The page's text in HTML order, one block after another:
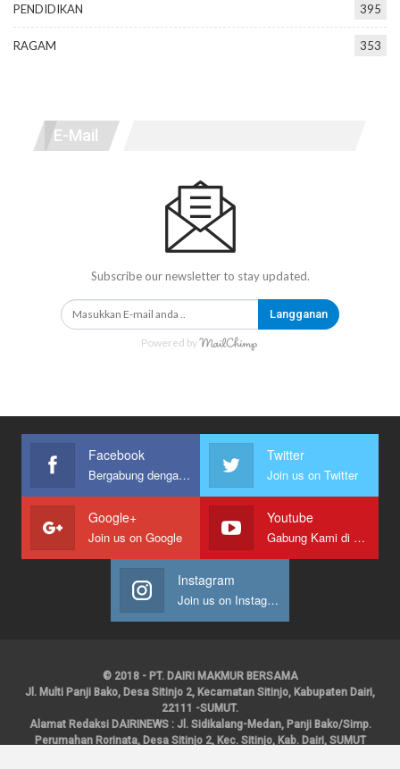
PENDIDIKAN 395
RAGAM 353
E-Mail
Subscribe our newsletter to stay updated.
Langganan
Powered by
Facebook
Bergabung dengan kami
Twitter
Join us on Twitter
Google+
Join us on Google
Youtube
Gabung Kami di Youtube
Instagram
Join us on Instagram
© 2018 - PT. DAIRI MAKMUR BERSAMA
Jl. Multi Panji Bako, Desa Sitinjo 2, Kecamatan Sitinjo, Kabupaten Dairi,
22111 -SUMUT.
Alamat Redaksi DAIRINEWS : Jl. Sidikalang-Medan, Panji Bako/Simp.
Perumahan Rorinata, Desa Sitinjo 2, Kec. Sitinjo, Kab. Dairi, SUMUT